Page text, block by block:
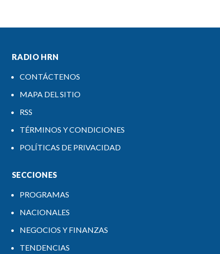
RADIO HRN
CONTÁCTENOS
MAPA DEL SITIO
RSS
TÉRMINOS Y CONDICIONES
POLÍTICAS DE PRIVACIDAD
SECCIONES
PROGRAMAS
NACIONALES
NEGOCIOS Y FINANZAS
TENDENCIAS